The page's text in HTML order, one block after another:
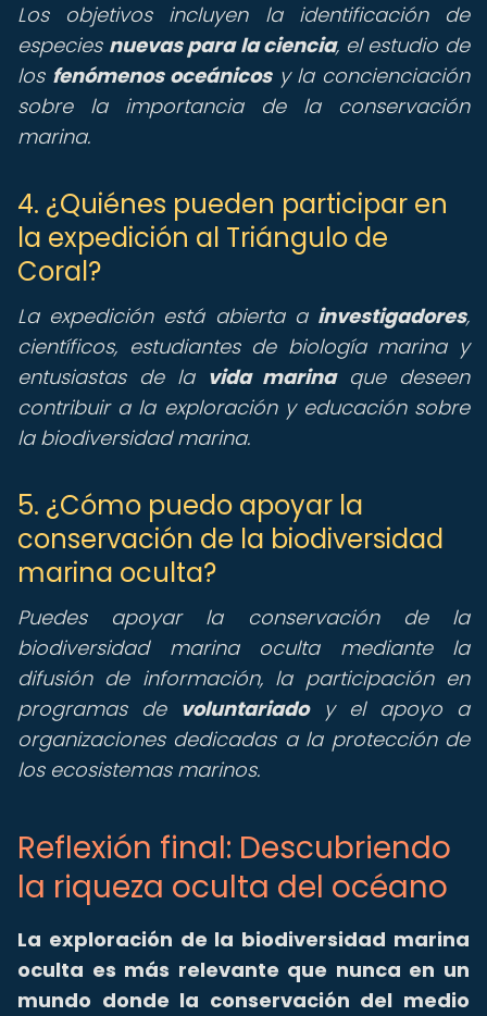
Los objetivos incluyen la identificación de
especies nuevas para la ciencia, el estudio de
los fenómenos oceánicosy la concienciación
sobre la importancia de la conservación
marina.
4. ¿Quiénes pueden participar en
la expedición al Triángulo de
Coral?
La expedición está abierta a investigadores,
científicos, estudiantes de biología marina y
entusiastas de la vida marinaque deseen
contribuir a la exploración y educación sobre
la biodiversidad marina.
5. ¿Cómo puedo apoyar la
conservación de la biodiversidad
marina oculta?
Puedes apoyar la conservación de la
biodiversidad marina oculta mediante la
difusión de información, la participación en
programas de voluntariadoy el apoyo a
organizaciones dedicadas a la protección de
los ecosistemas marinos.
Reflexión final: Descubriendo
la riqueza oculta del océano
La exploración de la biodiversidad marina
oculta es más relevante que nunca en un
mundo donde la conservación del medio